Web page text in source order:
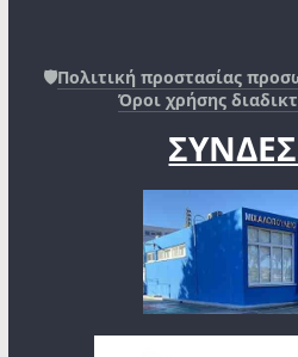
🛡️Πολιτική προστασίας
Όροι χρήσης